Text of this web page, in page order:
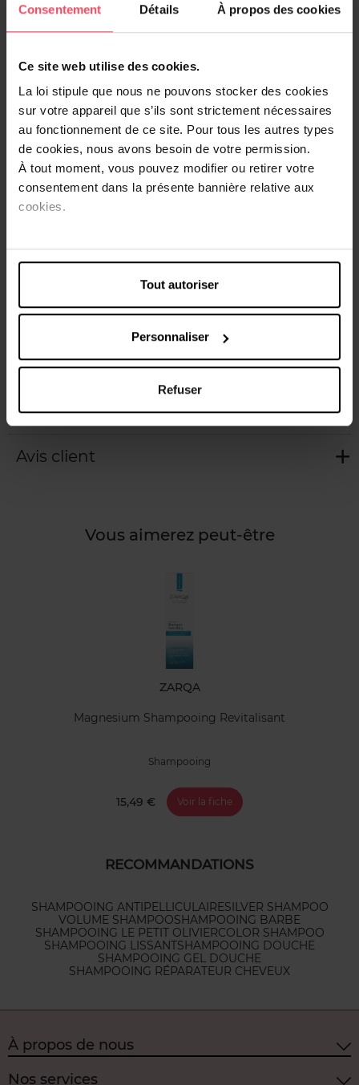
Consentement Détails À propos des cookies
Ce site web utilise des cookies.
La loi stipule que nous ne pouvons stocker des cookies
sur votre appareil que s’ils sont strictement nécessaires
au fonctionnement de ce site. Pour tous les autres types
de cookies, nous avons besoin de votre permission.
À tout moment, vous pouvez modifier ou retirer votre
consentement dans la présente bannière relative aux
cookies.
Tout autoriser
Personnaliser
Refuser
Le shampooing anti-pelliculaire Zarqa au menthol et à
l'aloe vera est très efficace contre les pellicules et les
sensible tout en renforçant sa barrière protectrice. Ce
shampooing ne contient ni parfum, ni cocamidopropyl
bétaïne, ni silicones, ni autres substances irritantes, ce qui
le rend adapté aux personnes ayant une peau très
sensible. Sa formule contient de la piroctone olamine, un
principe actif extrêmement doux qui aide à lutter contre
les squames à l'origine des pellicules. Il en résulte un cuir
chevelu plus apaisé, avec moins de squames et de
rougeurs.
Conseils d'utilisation
Massez doucement le shampooing sur les cheveux
mouillés et laissez agir quelques instants. Rincez ensuite
abondamment. Répétez l'opération si nécessaire.
Utilisation thérapeutique : appliquez le produit 3 fois par
semaine pendant les 3 premières semaines. Ensuite, 2 fois
par semaine suffisent.
Caractéristiques
Avis client
Vous aimerez peut-être
ZARQA
Magnesium Shampooing Revitalisant
Shampooing
15,49 € Voir la fiche
RECOMMANDATIONS
SHAMPOOING ANTIPELLICULAIRESILVER SHAMPOO
VOLUME SHAMPOOSHAMPOOING BARBE
SHAMPOOING LE PETIT OLIVIERCOLOR SHAMPOO
SHAMPOOING LISSANTSHAMPOOING DOUCHE
SHAMPOOING GEL DOUCHE
SHAMPOOING RÉPARATEUR CHEVEUX
À propos de nous
Nos services